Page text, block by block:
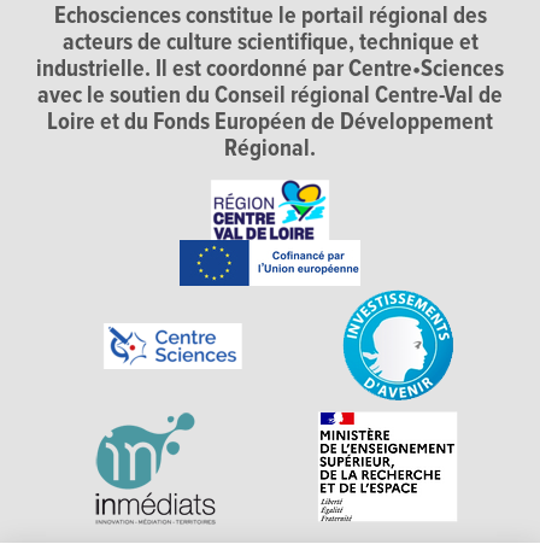
Echosciences constitue le portail régional des
acteurs de culture scientifique, technique et
industrielle. Il est coordonné par Centre•Sciences
avec le soutien du Conseil régional Centre-Val de
Loire et du Fonds Européen de Développement
Régional.